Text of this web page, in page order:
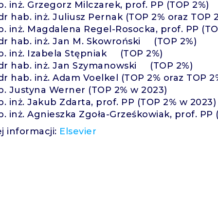
inż. Grzegorz Milczarek, prof. PP (TOP 2%)
hab. inż. Juliusz Pernak (TOP 2% oraz TOP
inż. Magdalena Regel-Rosocka, prof. PP
hab. inż. Jan M. Skowroński (TOP 2%)
inż. Izabela Stępniak (TOP 2%)
hab. inż. Jan Szymanowski (TOP 2%)
hab. inż. Adam Voelkel (TOP 2% oraz TOP
Justyna Werner (TOP 2% w 2023)
inż. Jakub Zdarta, prof. PP (TOP 2% w 2023)
inż. Agnieszka Zgoła-Grześkowiak, prof. PP
informacji: Elsevier